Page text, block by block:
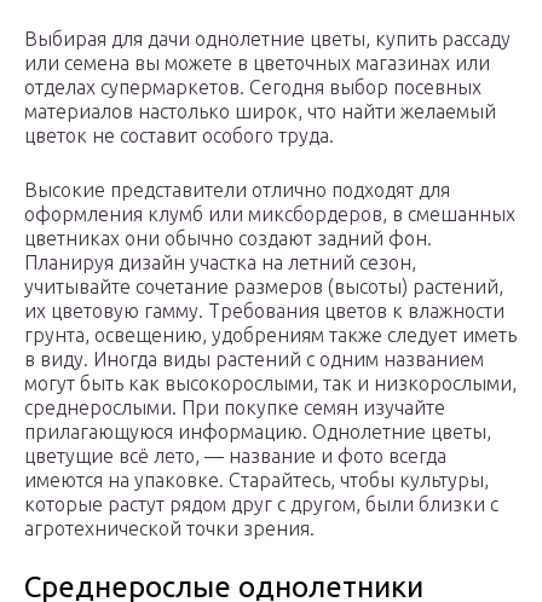
Выбирая для дачи однолетние цветы, купить рассаду
или семена вы можете в цветочных магазинах или
отделах супермаркетов. Сегодня выбор посевных
материалов настолько широк, что найти желаемый
цветок не составит особого труда.
Высокие представители отлично подходят для
оформления клумб или миксбордеров, в смешанных
цветниках они обычно создают задний фон.
Планируя дизайн участка на летний сезон,
учитывайте сочетание размеров (высоты) растений,
их цветовую гамму. Требования цветов к влажности
грунта, освещению, удобрениям также следует иметь
в виду. Иногда виды растений с одним названием
могут быть как высокорослыми, так и низкорослыми,
среднерослыми. При покупке семян изучайте
прилагающуюся информацию. Однолетние цветы,
цветущие всё лето, — название и фото всегда
имеются на упаковке. Старайтесь, чтобы культуры,
которые растут рядом друг с другом, были близки с
агротехнической точки зрения.
Среднерослые однолетники